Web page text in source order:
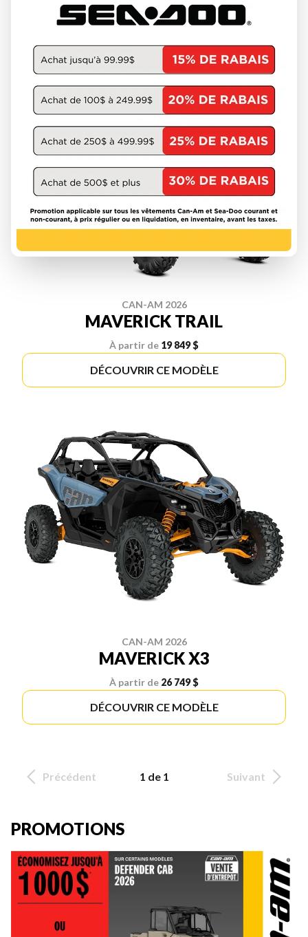
À partir de 23 249 $
CAN-AM 2026
MAVERICK TRAIL
À partir de 19 849 $
DÉCOUVRIR CE MODÈLE
CAN-AM 2026
MAVERICK X3
À partir de 26 749 $
DÉCOUVRIR CE MODÈLE
Précédent 1 de 1 Suivant
PROMOTIONS